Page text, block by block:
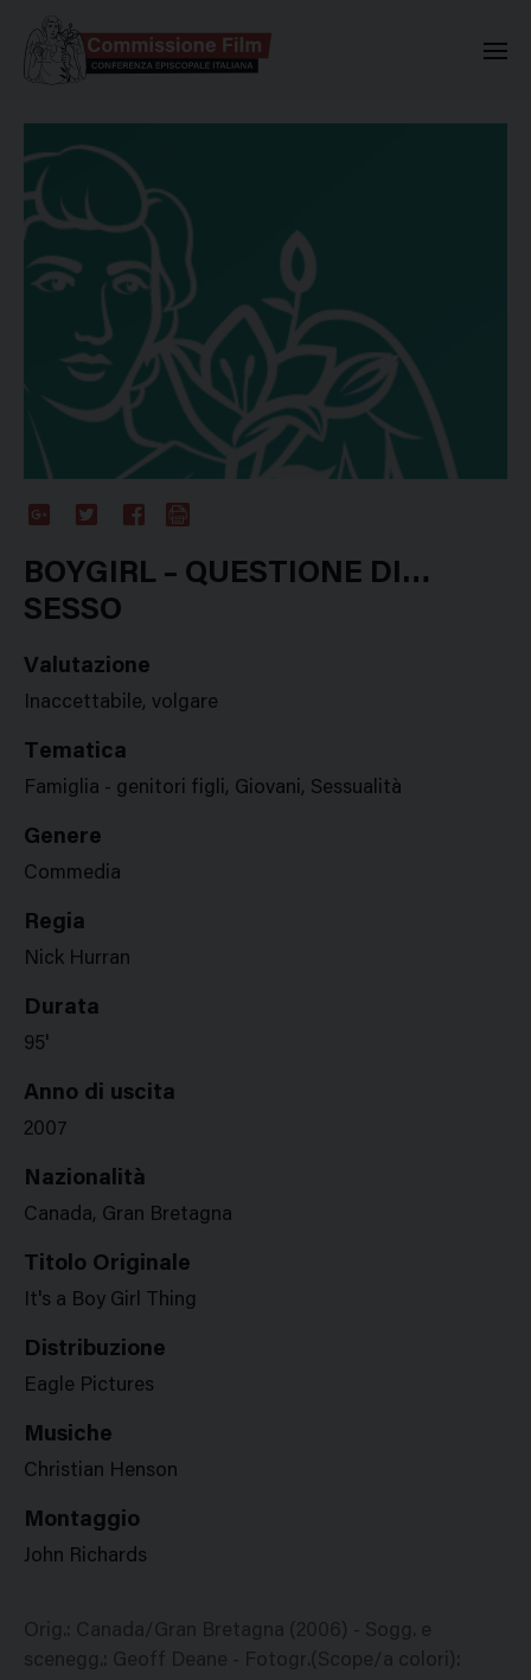
Plus
BOYGIRL – QUESTIONE DI…
SESSO
Valutazione
Inaccettabile, volgare
Tematica
Famiglia - genitori figli, Giovani, Sessualità
Genere
Commedia
Regia
Nick Hurran
Durata
95'
Anno di uscita
2007
Nazionalità
Canada, Gran Bretagna
Titolo Originale
It's a Boy Girl Thing
Distribuzione
Eagle Pictures
Musiche
Christian Henson
Montaggio
John Richards
Orig.: Canada/Gran Bretagna (2006) - Sogg. e
scenegg.: Geoff Deane - Fotogr.(Scope/a colori):